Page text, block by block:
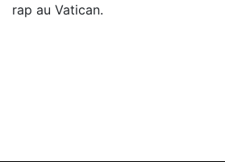
rap au Vatican.